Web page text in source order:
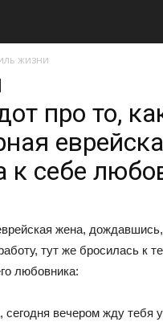
жизни
про то,
к себе
жена,
тут же бросилась к
любовника:
вечером жду тебя